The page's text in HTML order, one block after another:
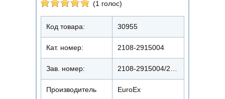
(1 голос)
Код товара: 30955
Кат. номер: 2108-2915004
Зав. номер:
Производитель EuroEx